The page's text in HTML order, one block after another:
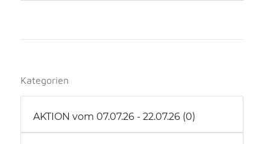
Kategorien
AKTION vom 07.07.26 - 22.07.26 (0)